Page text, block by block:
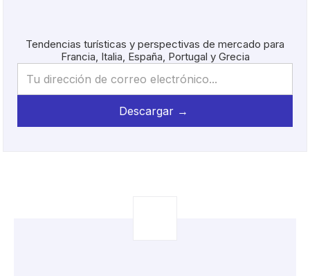
Tendencias turísticas y perspectivas de mercado para
Francia, Italia, España, Portugal y Grecia